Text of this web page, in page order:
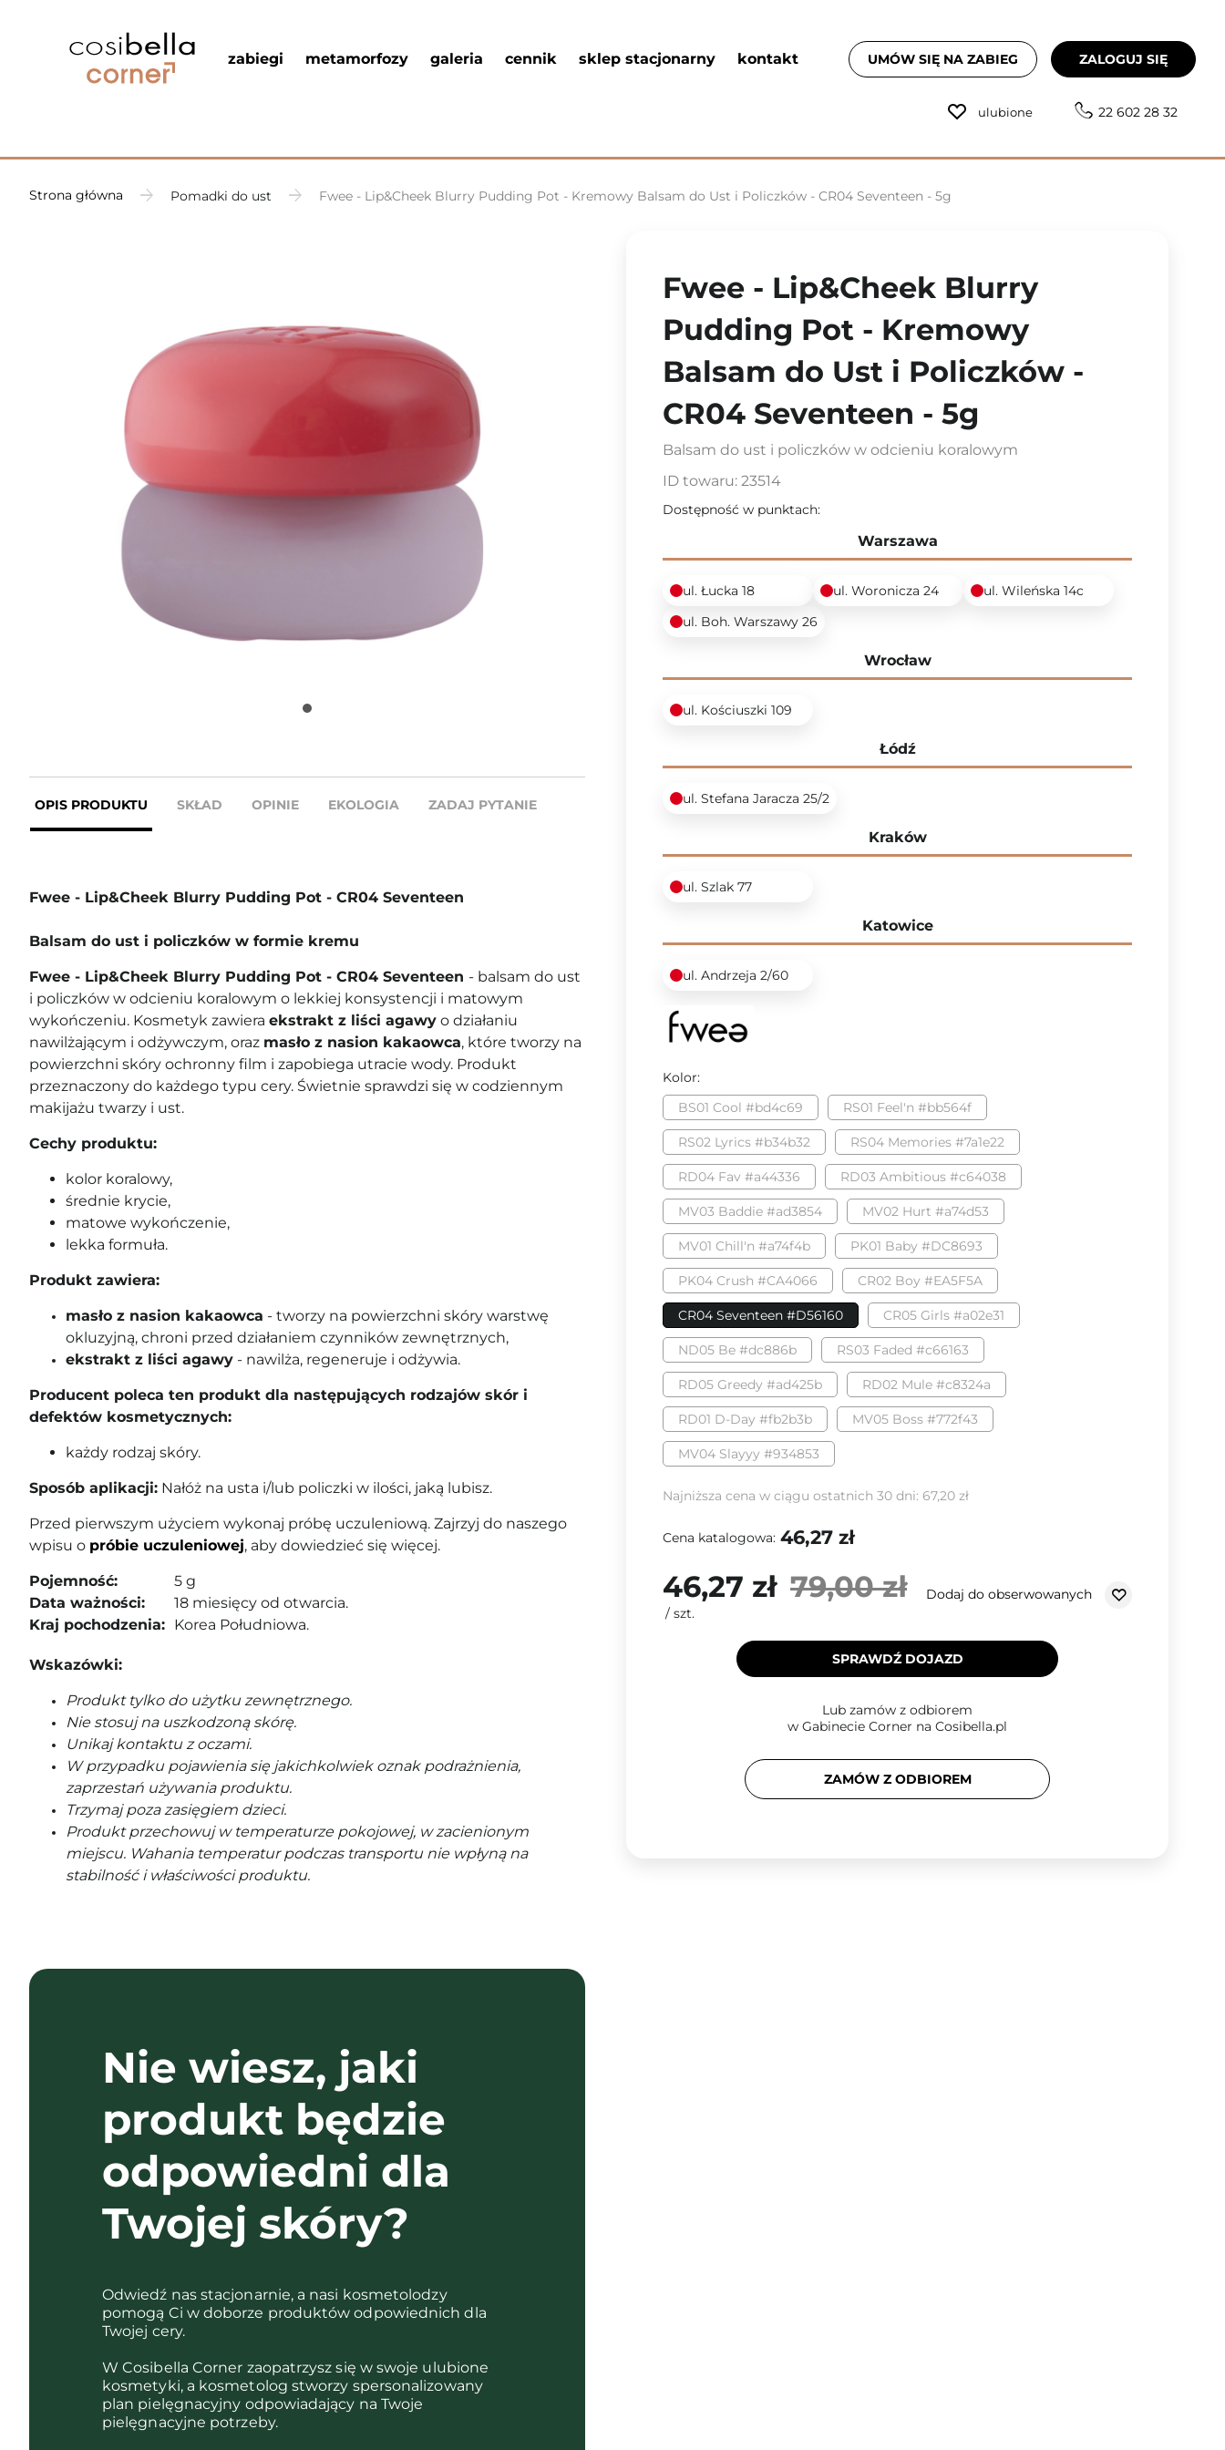
zabiegi metamorfozy galeria cennik sklep stacjonarny kontakt UMÓW SIĘ NA ZABIEG ZALOGUJ SIĘ
ulubione 22 602 28 32
Strona główna Pomadki do ust Fwee - Lip&Cheek Blurry Pudding Pot - Kremowy Balsam do Ust i Policzków - CR04 Seventeen - 5g
OPIS PRODUKTU SKŁAD OPINIE EKOLOGIA ZADAJ PYTANIE
Fwee - Lip&Cheek Blurry Pudding Pot - CR04 Seventeen
Balsam do ust i policzków w formie kremu
Fwee - Lip&Cheek Blurry Pudding Pot - CR04 Seventeen - balsam do ust
i policzków w odcieniu koralowym o lekkiej konsystencji i matowym
wykończeniu. Kosmetyk zawiera ekstrakt z liści agawy o działaniu
nawilżającym i odżywczym, oraz masło z nasion kakaowca, które tworzy na
powierzchni skóry ochronny film i zapobiega utracie wody. Produkt
przeznaczony do każdego typu cery. Świetnie sprawdzi się w codziennym
makijażu twarzy i ust.
Cechy produktu:
kolor koralowy,
średnie krycie,
matowe wykończenie,
lekka formuła.
Produkt zawiera:
masło z nasion kakaowca - tworzy na powierzchni skóry warstwę
okluzyjną, chroni przed działaniem czynników zewnętrznych,
ekstrakt z liści agawy - nawilża, regeneruje i odżywia.
Producent poleca ten produkt dla następujących rodzajów skór i
defektów kosmetycznych:
każdy rodzaj skóry.
Sposób aplikacji: Nałóż na usta i/lub policzki w ilości, jaką lubisz.
Przed pierwszym użyciem wykonaj próbę uczuleniową. Zajrzyj do naszego
wpisu o próbie uczuleniowej, aby dowiedzieć się więcej.
Pojemność:
5 g
Data ważności:
18 miesięcy od otwarcia.
Kraj pochodzenia: Korea Południowa.
Wskazówki:
Produkt tylko do użytku zewnętrznego.
Nie stosuj na uszkodzoną skórę.
Unikaj kontaktu z oczami.
W przypadku pojawienia się jakichkolwiek oznak podrażnienia,
zaprzestań używania produktu.
Trzymaj poza zasięgiem dzieci.
Produkt przechowuj w temperaturze pokojowej, w zacienionym
miejscu. Wahania temperatur podczas transportu nie wpłyną na
stabilność i właściwości produktu.
Nie wiesz, jaki
produkt będzie
odpowiedni dla
Twojej skóry?
Odwiedź nas stacjonarnie, a nasi kosmetolodzy
pomogą Ci w doborze produktów odpowiednich dla
Twojej cery.
W Cosibella Corner zaopatrzysz się w swoje ulubione
kosmetyki, a kosmetolog stworzy spersonalizowany
plan pielęgnacyjny odpowiadający na Twoje
pielęgnacyjne potrzeby.
Fwee - Lip&Cheek Blurry
Pudding Pot - Kremowy
Balsam do Ust i Policzków -
CR04 Seventeen - 5g
Balsam do ust i policzków w odcieniu koralowym
ID towaru: 23514
Dostępność w punktach:
Warszawa
ul. Łucka 18 ul. Woronicza 24
ul. Wileńska 14c
ul. Boh. Warszawy 26
Wrocław
ul. Kościuszki 109
Łódź
ul. Stefana Jaracza 25/2
Kraków
ul. Szlak 77
Katowice
ul. Andrzeja 2/60
Kolor:
BS01 Cool #bd4c69
RS01 Feel'n #bb564f
RS02 Lyrics #b34b32 RS04 Memories #7a1e22
RD04 Fav #a44336 RD03 Ambitious #c64038
MV03 Baddie #ad3854 MV02 Hurt #a74d53
MV01 Chill'n #a74f4b PK01 Baby #DC8693
PK04 Crush #CA4066 CR02 Boy #EA5F5A
CR04 Seventeen #D56160 CR05 Girls #a02e31
ND05 Be #dc886b RS03 Faded #c66163
RD05 Greedy #ad425b RD02 Mule #c8324a
RD01 D-Day #fb2b3b MV05 Boss #772f43
MV04 Slayyy #934853
Najniższa cena w ciągu ostatnich 30 dni: 67,20 zł
Cena katalogowa: 46,27 zł
46,27 zł 79,00 zł
/ szt.
Dodaj do obserwowanych
SPRAWDŹ DOJAZD
Lub zamów z odbiorem
w Gabinecie Corner na Cosibella.pl
ZAMÓW Z ODBIOREM